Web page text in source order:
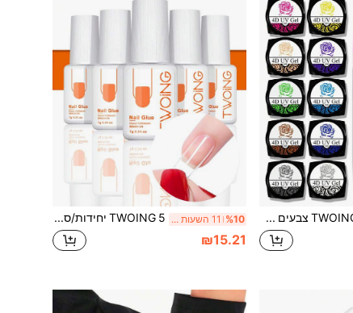
TWOING 12 צבעים סטים קישוטי ציפורניים אקססוריז קימורים גירל אספקה 3D 4D דגם מחוטב UV גירל DIY ציפורניים צביעה ניתן להסרה 3D גירל %10 11 השעות האחרונות TWOING 5 יחידות/סט דבק ציפורניים חזק במיוחד, מתאים לציפורניים מלאכותיות, ציפורניים אקריליות, ציפורניים מצופות, דבק עמיד לאורך זמן, מתאים לקישוט ציפורניים, דבק ריינסטון ייבוש מהיר
₪15.21